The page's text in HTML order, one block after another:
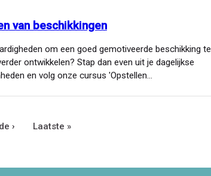
van beschikkingen
om een goed gemotiveerde beschikking te
ontwikkelen? Stap dan even uit je dagelijkse
en volg onze cursus 'Opstellen…
› Laatste
Laatste »